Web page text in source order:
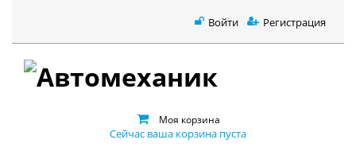
Войти Регистрация
Моя корзина
Сейчас ваша корзина пуста